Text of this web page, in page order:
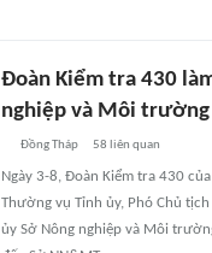
Đoàn Kiểm tra 430
nghiệp và Môi trường
Đồng Tháp 58 liên quan
Ngày 3-8, Đoàn Kiểm tra 430
Thường vụ Tỉnh ủy, Phó Chủ
ủy Sở Nông nghiệp và Môi